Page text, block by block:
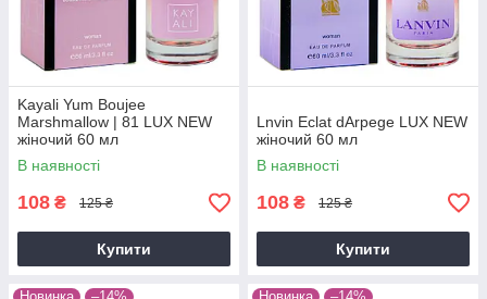
Kayali Yum Boujee
Marshmallow | 81 LUX NEW
жіночий 60 мл
В наявності
108 ₴ 125 ₴
Купити
Lnvin Eclat dArpege LUX NEW
жіночий 60 мл
В наявності
108 ₴ 125 ₴
Купити